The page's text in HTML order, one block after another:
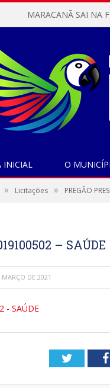
INICIAL O
» Licitações » PREGÃO
– SAÚDE
MARÇO DE 2021
- SAÚDE
Twitter